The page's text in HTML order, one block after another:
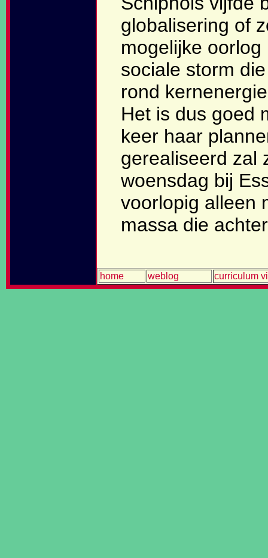
globalisering of
mogelijke
sociale storm
rond
Het is dus goed
keer haar
gerealiseerd zal
woensdag bij
voorlopig alleen
massa die
home weblog curriculum